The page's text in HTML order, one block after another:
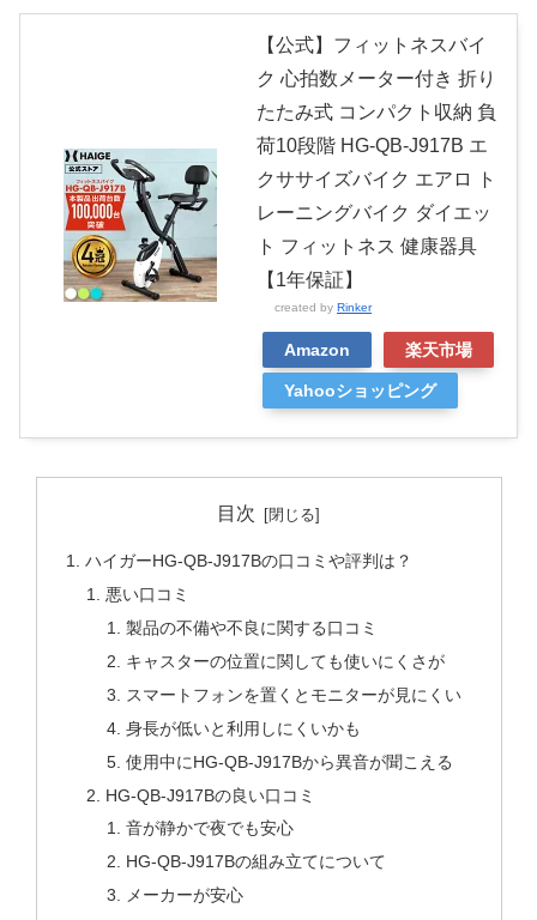
【公式】フィットネスバイ
ク 心拍数メーター付き 折り
たたみ式 コンパクト収納 負
荷10段階 HG-QB-J917B エ
クササイズバイク エアロ ト
レーニングバイク ダイエッ
ト フィットネス 健康器具
【1年保証】
created by Rinker
Amazon 楽天市場
Yahooショッピング
目次
ハイガーHG-QB-J917Bの口コミや評判は？
悪い口コミ
製品の不備や不良に関する口コミ
キャスターの位置に関しても使いにくさが
スマートフォンを置くとモニターが見にくい
身長が低いと利用しにくいかも
使用中にHG-QB-J917Bから異音が聞こえる
HG-QB-J917Bの良い口コミ
音が静かで夜でも安心
HG-QB-J917Bの組み立てについて
メーカーが安心